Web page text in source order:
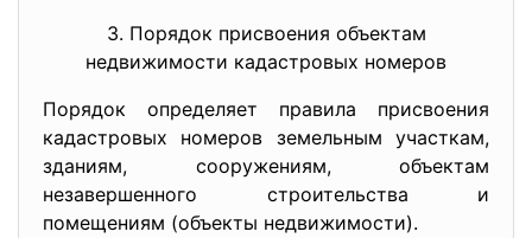
3. Порядок присвоения объектам
недвижимости кадастровых номеров
Порядок определяет правила присвоения
кадастровых номеров земельным участкам,
зданиям, сооружениям, объектам
незавершенного строительства и
помещениям (объекты недвижимости).